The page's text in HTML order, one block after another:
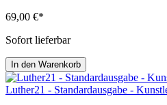
69,00 €*
Sofort lieferbar
In den Warenkorb
Luther21 - Standardausgabe -